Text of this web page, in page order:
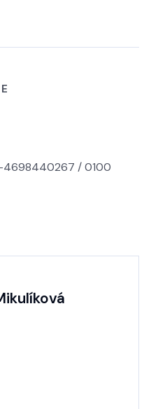
4698440267 / 0100